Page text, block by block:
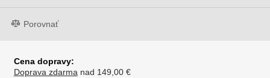
Porovnať
Cena dopravy:
Doprava zdarma nad 149,00 €